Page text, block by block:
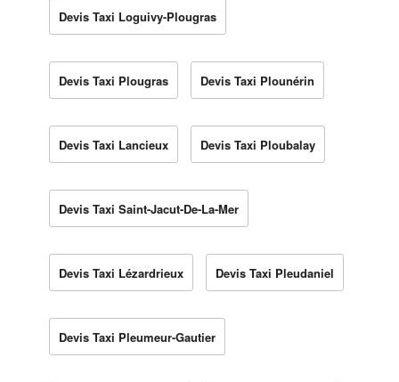
Devis Taxi Loguivy-Plougras
Devis Taxi Plougras Devis Taxi Plounérin
Devis Taxi Lancieux Devis Taxi Ploubalay
Devis Taxi Saint-Jacut-De-La-Mer
Devis Taxi Lézardrieux Devis Taxi Pleudaniel
Devis Taxi Pleumeur-Gautier